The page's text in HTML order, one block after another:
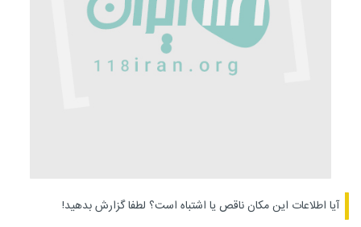
آیا اطلاعات این مکان ناقص یا اشتباه است؟ لطفا گزارش بدهید!